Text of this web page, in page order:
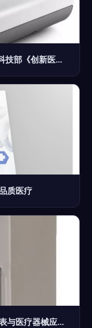
创新驱动，精准赋能 理邦POCT设备入选科技部《创新医疗器械产品目录（2018）》
质医疗
陕西凯思特医疗科技 其他分析仪器产品列表与医疗器械应用解析